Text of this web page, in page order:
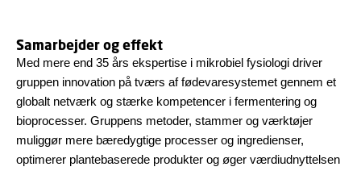
Samarbejder og effekt
Med mere end 35 års ekspertise i mikrobiel fysiologi driver
gruppen innovation på tværs af fødevaresystemet gennem et
globalt netværk og stærke kompetencer i fermentering og
bioprocesser. Gruppens metoder, stammer og værktøjer
muliggør mere bæredygtige processer og ingredienser,
optimerer plantebaserede produkter og øger værdiudnyttelsen